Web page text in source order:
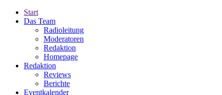
Start
Das Team
Radioleitung
Moderatoren
Redaktion
Homepage
Redaktion
Reviews
Berichte
Eventkalender